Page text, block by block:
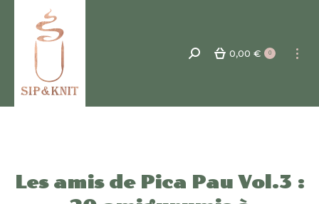
Recherche
0,00 € 0
Les amis de Pica Pau Vol.3 :